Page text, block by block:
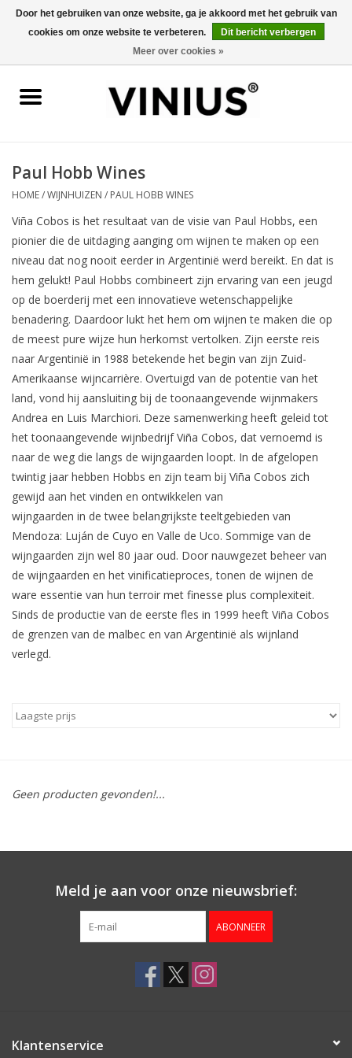
0 Artikelen - €0,00
Wijn per kleur/soort
Wijnproeverij
Over Vinius
Wijnhuizen
Aanbieding
Paul Hobb Wines
HOME/WIJNHUIZEN / PAUL HOBB WINES
Viña Cobos is het resultaat van de visie van Paul Hobbs, een
pionier die de uitdaging aanging om wijnen te maken op een
niveau dat nog nooit eerder in Argentinië werd bereikt. En dat is
hem gelukt! Paul Hobbs combineert zijn ervaring van een jeugd
op de boerderij met een innovatieve wetenschappelijke
benadering. Daardoor lukt het hem om wijnen te maken die op
de meest pure wijze hun herkomst vertolken. Zijn eerste reis
naar Argentinië in 1988 betekende het begin van zijn Zuid-
Amerikaanse wijncarrière. Overtuigd van de potentie van het
land, vond hij aansluiting bij de toonaangevende wijnmakers
Andrea en Luis Marchiori. Deze samenwerking heeft geleid tot
het toonaangevende wijnbedrijf Viña Cobos, dat vernoemd is
naar de weg die langs de wijngaarden loopt. In de afgelopen
twintig jaar hebben Hobbs en zijn team bij Viña Cobos zich
gewijd aan het vinden en ontwikkelen van
wijngaarden in de twee belangrijkste teeltgebieden van
Mendoza: Luján de Cuyo en Valle de Uco. Sommige van de
wijngaarden zijn wel 80 jaar oud. Door nauwgezet beheer van
de wijngaarden en het vinificatieproces, tonen de wijnen de
ware essentie van hun terroir met finesse plus complexiteit.
Sinds de productie van de eerste fles in 1999 heeft Viña Cobos
de grenzen van de malbec en van Argentinië als wijnland
verlegd.
Geen producten gevonden!...
Meld je aan voor onze nieuwsbrief:
ABONNEER
Klantenservice
Door het gebruiken van onze website, ga je akkoord met het gebruik van
cookies om onze website te verbeteren.
Dit bericht verbergen
Meer over cookies »